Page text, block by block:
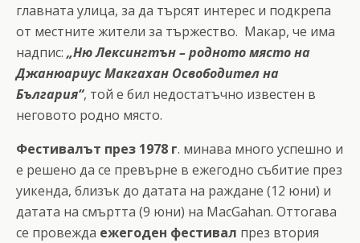
главната улица, за да търсят интерес и подкрепа
от местните жители за тържество. Макар, че има
надпис: „Ню Лексингтън – родното място на
Джанюариус Макгахан Освободител на
България“, той е бил недостатъчно известен в
неговото родно място.
Фестивалът през 1978 г. минава много успешно и
е решено да се превърне в ежегодно събитие през
уикенда, близък до датата на раждане (12 юни) и
датата на смъртта (9 юни) на MacGahan. Оттогава
се провежда ежегоден фестивал през втория